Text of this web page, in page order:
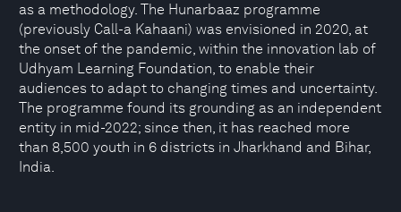
as a methodology. The Hunarbaaz programme
(previously Call-a Kahaani) was envisioned in 2020, at
the onset of the pandemic, within the innovation lab of
Udhyam Learning Foundation, to enable their
audiences to adapt to changing times and uncertainty.
The programme found its grounding as an independent
entity in mid-2022; since then, it has reached more
than 8,500 youth in 6 districts in Jharkhand and Bihar,
India.